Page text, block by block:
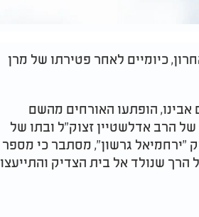
כיומיים לאחר פטירתו של מרן
הופתעו האורחים מהשם
הרב אדלשטיין זצוק"ל ובתו של
"ירחמיאל גרשון", מסתבר כי מספר
הרך שנולד אל בית הצדיק והתייעצו